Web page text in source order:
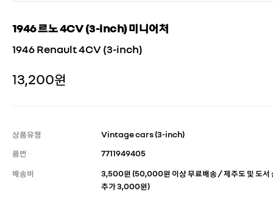
1946 르노 4CV (3-inch) 미니어처
1946 Renault 4CV (3-inch)
13,200원
상품유형
Vintage cars (3-inch)
품번
7711949405
배송비
3,500원 (50,000원 이상 무료배송 / 제주도 및 도서
추가 3,000원)